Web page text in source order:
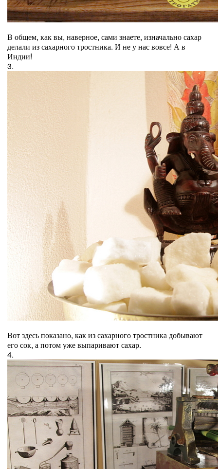
В общем, как вы, наверное, сами знаете, изначально сахар
делали из сахарного тростника. И не у нас вовсе! А в
Индии!
3.
Вот здесь показано, как из сахарного тростника добывают
его сок, а потом уже выпаривают сахар.
4.